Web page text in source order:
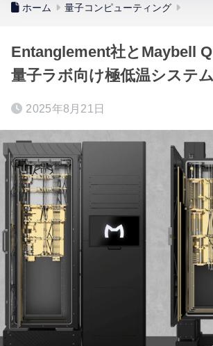
ホーム 量子コンピューティング
Entanglement社とMaybell
量子ラボ向け極低温システ
2025年8月21日